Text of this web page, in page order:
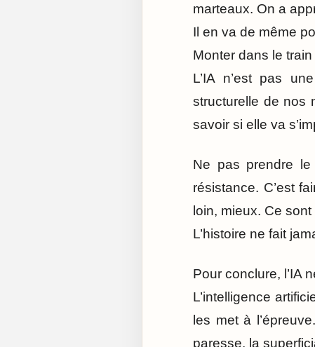
marteaux. On a
Il en va de même
Monter dans le
L’IA n’est pas
structurelle de nos
savoir si elle va
Ne pas prendre le
résistance. C’est
loin, mieux. Ce
L’histoire ne fait
Pour conclure, l’IA
L’intelligence
les met à
paresse, la